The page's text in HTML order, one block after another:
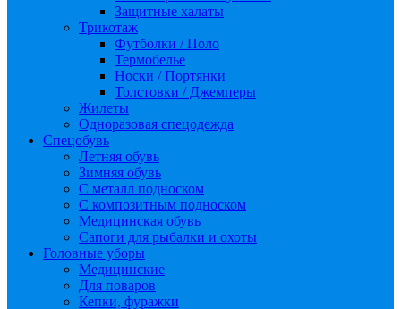
Защитные халаты
Трикотаж
Футболки / Поло
Термобелье
Носки / Портянки
Толстовки / Джемперы
Жилеты
Одноразовая спецодежда
Спецобувь
Летняя обувь
Зимняя обувь
С металл подноском
С композитным подноском
Медицинская обувь
Сапоги для рыбалки и охоты
Головные уборы
Медицинские
Для поваров
Кепки, фуражки